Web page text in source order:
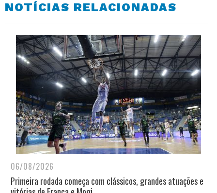
NOTÍCIAS RELACIONADAS
06/08/2026
Primeira rodada começa com clássicos, grandes atuações e